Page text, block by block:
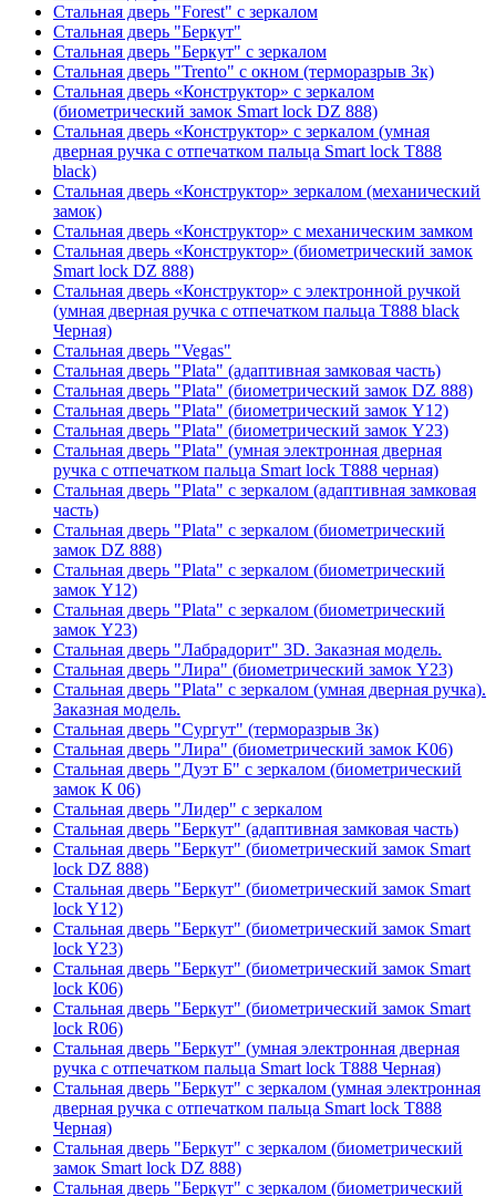
Стальная дверь "Forest" с зеркалом
Стальная дверь "Беркут"
Стальная дверь "Беркут" с зеркалом
Стальная дверь "Trento" с окном (терморазрыв 3к)
Стальная дверь «Конструктор» с зеркалом
(биометрический замок Smart lock DZ 888)
Стальная дверь «Конструктор» с зеркалом (умная
дверная ручка с отпечатком пальца Smart lock T888
black)
Стальная дверь «Конструктор» зеркалом (механический
замок)
Стальная дверь «Конструктор» с механическим замком
Стальная дверь «Конструктор» (биометрический замок
Smart lock DZ 888)
Стальная дверь «Конструктор» с электронной ручкой
(умная дверная ручка с отпечатком пальца T888 black
Черная)
Стальная дверь "Vegas"
Стальная дверь "Plata" (адаптивная замковая часть)
Стальная дверь "Plata" (биометрический замок DZ 888)
Стальная дверь "Plata" (биометрический замок Y12)
Стальная дверь "Plata" (биометрический замок Y23)
Стальная дверь "Plata" (умная электронная дверная
ручка с отпечатком пальца Smart lock T888 черная)
Стальная дверь "Plata" с зеркалом (адаптивная замковая
часть)
Стальная дверь "Plata" с зеркалом (биометрический
замок DZ 888)
Стальная дверь "Plata" с зеркалом (биометрический
замок Y12)
Стальная дверь "Plata" с зеркалом (биометрический
замок Y23)
Стальная дверь "Лабрадорит" 3D. Заказная модель.
Стальная дверь "Лира" (биометрический замок Y23)
Стальная дверь "Plata" с зеркалом (умная дверная ручка).
Заказная модель.
Стальная дверь "Сургут" (терморазрыв 3к)
Стальная дверь "Лира" (биометрический замок K06)
Стальная дверь "Дуэт Б" с зеркалом (биометрический
замок К 06)
Стальная дверь "Лидер" с зеркалом
Стальная дверь "Беркут" (адаптивная замковая часть)
Стальная дверь "Беркут" (биометрический замок Smart
lock DZ 888)
Стальная дверь "Беркут" (биометрический замок Smart
lock Y12)
Стальная дверь "Беркут" (биометрический замок Smart
lock Y23)
Стальная дверь "Беркут" (биометрический замок Smart
lock К06)
Стальная дверь "Беркут" (биометрический замок Smart
lock R06)
Стальная дверь "Беркут" (умная электронная дверная
ручка с отпечатком пальца Smart lock T888 Черная)
Стальная дверь "Беркут" с зеркалом (умная электронная
дверная ручка с отпечатком пальца Smart lock T888
Черная)
Стальная дверь "Беркут" с зеркалом (биометрический
замок Smart lock DZ 888)
Стальная дверь "Беркут" с зеркалом (биометрический